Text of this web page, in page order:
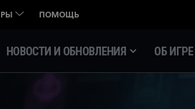
НОВОСТИ И ОБНОВЛЕНИЯ ОБ ИГРЕ